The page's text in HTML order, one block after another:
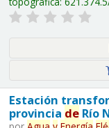
Estación
provincia deRío